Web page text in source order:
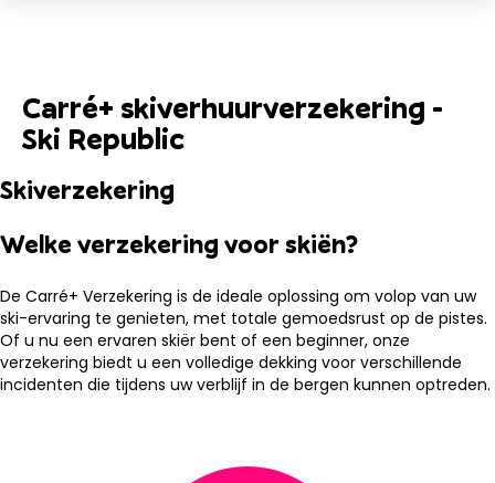
Carré+ skiverhuurverzekering -
Ski Republic
Skiverzekering
Welke verzekering voor skiën?
De Carré+ Verzekering is de ideale oplossing om volop van uw
ski-ervaring te genieten, met totale gemoedsrust op de pistes.
Of u nu een ervaren skiër bent of een beginner, onze
verzekering biedt u een volledige dekking voor verschillende
incidenten die tijdens uw verblijf in de bergen kunnen optreden.